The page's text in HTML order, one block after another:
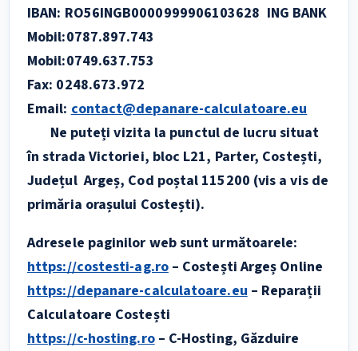
IBAN: RO56INGB0000999906103628 ING BANK
Mobil:0787.897.743
Mobil:0749.637.753
Fax: 0248.673.972
Email: contact@depanare-calculatoare.eu
Ne puteți vizita la punctul de lucru situat
în strada Victoriei, bloc L21, Parter, Costești,
Județul Argeș, Cod poștal 115200 (vis a vis de
primăria orașului Costești).
Adresele paginilor web sunt următoarele:
https://costesti-ag.ro– Costești Argeș Online
https://depanare-calculatoare.eu – Reparații
Calculatoare Costești
https://c-hosting.ro– C-Hosting, Găzduire